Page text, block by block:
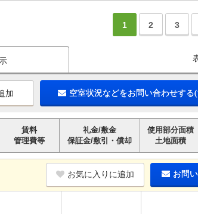
1 2 3
加 空室状況などをお問い合わせする
賃料
管理費等
礼金/敷金
保証金/敷引・償却
使用部分面積
土地面積
お気に入りに追加 お問